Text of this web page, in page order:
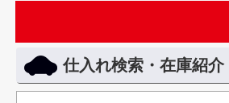
仕入れ検索・在庫紹介